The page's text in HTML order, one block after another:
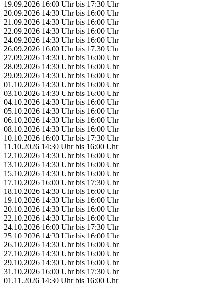
19.09.2026 16:00 Uhrbis 17:30 Uhr
20.09.2026 14:30 Uhrbis 16:00 Uhr
21.09.2026 14:30 Uhrbis 16:00 Uhr
22.09.2026 14:30 Uhrbis 16:00 Uhr
24.09.2026 14:30 Uhrbis 16:00 Uhr
26.09.2026 16:00 Uhrbis 17:30 Uhr
27.09.2026 14:30 Uhrbis 16:00 Uhr
28.09.2026 14:30 Uhrbis 16:00 Uhr
29.09.2026 14:30 Uhrbis 16:00 Uhr
01.10.2026 14:30 Uhrbis 16:00 Uhr
03.10.2026 14:30 Uhrbis 16:00 Uhr
04.10.2026 14:30 Uhrbis 16:00 Uhr
05.10.2026 14:30 Uhrbis 16:00 Uhr
06.10.2026 14:30 Uhrbis 16:00 Uhr
08.10.2026 14:30 Uhrbis 16:00 Uhr
10.10.2026 16:00 Uhrbis 17:30 Uhr
11.10.2026 14:30 Uhrbis 16:00 Uhr
12.10.2026 14:30 Uhrbis 16:00 Uhr
13.10.2026 14:30 Uhrbis 16:00 Uhr
15.10.2026 14:30 Uhrbis 16:00 Uhr
17.10.2026 16:00 Uhrbis 17:30 Uhr
18.10.2026 14:30 Uhrbis 16:00 Uhr
19.10.2026 14:30 Uhrbis 16:00 Uhr
20.10.2026 14:30 Uhrbis 16:00 Uhr
22.10.2026 14:30 Uhrbis 16:00 Uhr
24.10.2026 16:00 Uhrbis 17:30 Uhr
25.10.2026 14:30 Uhrbis 16:00 Uhr
26.10.2026 14:30 Uhrbis 16:00 Uhr
27.10.2026 14:30 Uhrbis 16:00 Uhr
29.10.2026 14:30 Uhrbis 16:00 Uhr
31.10.2026 16:00 Uhrbis 17:30 Uhr
01.11.2026 14:30 Uhrbis 16:00 Uhr